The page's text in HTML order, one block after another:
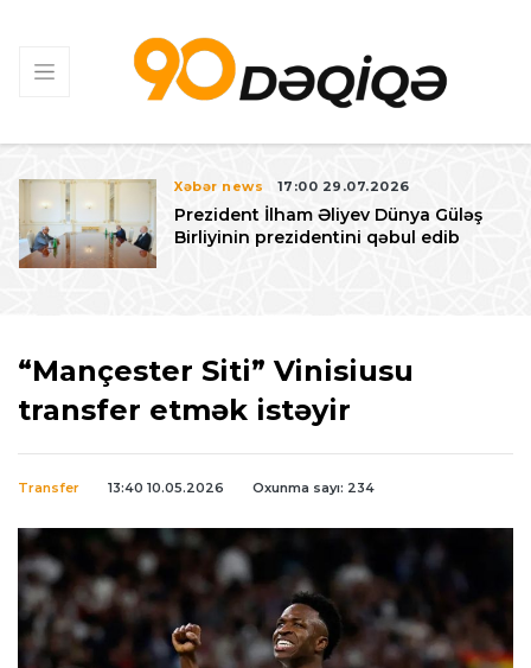
Xəbər news 17:00 29.07.2026
Prezident İlham Əliyev Dünya Güləş
Birliyinin prezidentini qəbul edib
“Mançester Siti” Vinisiusu
transfer etmək istəyir
Transfer 13:40 10.05.2026 Oxunma sayı: 234